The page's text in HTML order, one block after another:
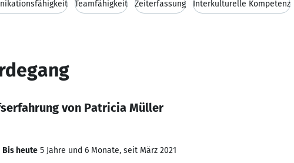
Teamfähigkeit Zeiterfassung Interkulturelle Kompetenz
von Patricia Müller
Bis heute 5 Jahre und 6 Monate, seit März 2021